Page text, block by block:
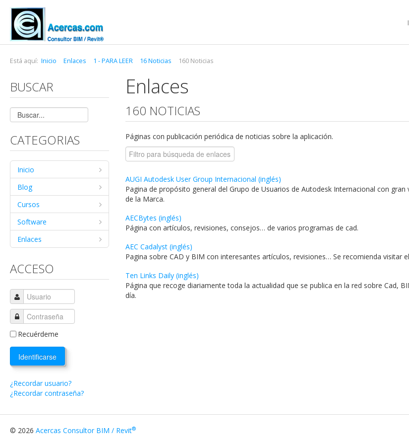
Está aquí: Inicio Enlaces 1 - PARA LEER 16 Noticias 160 Noticias
BUSCAR
CATEGORIAS
Inicio
Blog
Cursos
Software
Enlaces
ACCESO
Recuérdeme
Identificarse
¿Recordar usuario?
¿Recordar contraseña?
Enlaces
160 NOTICIAS
Páginas con publicación periódica de noticias sobre la aplicación.
AUGI Autodesk User Group Internacional (inglés)
Pagina de propósito general del Grupo de Usuarios de Autodesk Internacional con
de la Marca.
AECBytes (inglés)
Página con artículos, revisiones, consejos… de varios programas de cad.
AEC Cadalyst (inglés)
Pagina sobre CAD y BIM con interesantes artículos, revisiones… Se recomienda visitar
Ten Links Daily (inglés)
Página que recoge diariamente toda la actualidad que se publica en la red sobre Cad,
día.
© 2026 Acercas Consultor BIM / Revit®